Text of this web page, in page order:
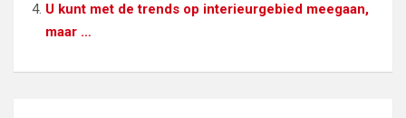
U kunt met de trends op interieurgebied meegaan,
maar …